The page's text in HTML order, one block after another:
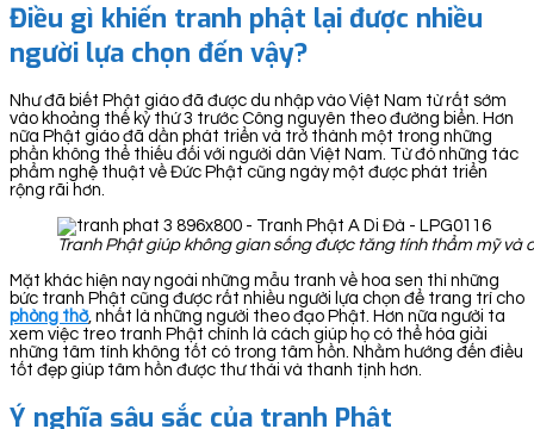
Điều gì khiến tranh phật lại được nhiều
người lựa chọn đến vậy?
Như đã biết Phật giáo đã được du nhập vào Việt Nam từ rất sớm
vào khoảng thế kỷ thứ 3 trước Công nguyên theo đường biển. Hơn
nữa Phật giáo đã dần phát triển và trở thành một trong những
phần không thể thiếu đối với người dân Việt Nam. Từ đó những tác
phẩm nghệ thuật về Đức Phật cũng ngày một được phát triển
rộng rãi hơn.
Tranh Phật giúp không gian sống được tăng tính thẩm mỹ và
Mặt khác hiện nay ngoài những mẫu tranh về hoa sen thì những
bức tranh Phật cũng được rất nhiều người lựa chọn để trang trí cho
phòng thờ, nhất là những người theo đạo Phật. Hơn nữa người ta
xem việc treo tranh Phật chính là cách giúp họ có thể hóa giải
những tâm tính không tốt có trong tâm hồn. Nhằm hướng đến điều
tốt đẹp giúp tâm hồn được thư thái và thanh tịnh hơn.
Ý nghĩa sâu sắc của tranh Phật